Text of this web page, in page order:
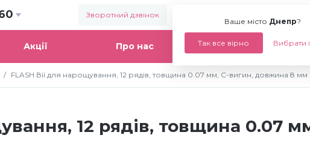
Зворотний дзвінок
Ваше місто Днепр?
Так все вірно Вибрати
Акції Про нас Статті
FLASH Вії для нарощування, 12 рядів, товщина 0.07 мм, C-вигин, довжина 8 мм
12 рядів, товщина 0.07